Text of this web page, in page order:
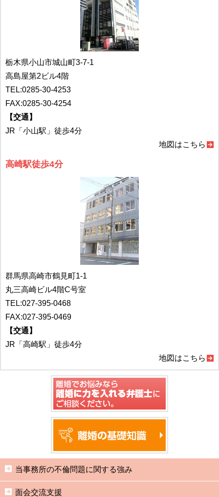
栃木県小山市城山町3-7-1
高島屋第2ビル4階
TEL:0285-30-4253
FAX:0285-30-4254
【交通】
JR「小山駅」徒歩4分
地図はこちら
高崎駅徒歩4分
群馬県高崎市鶴見町1-1
丸三高崎ビル4階C号室
TEL:027-395-0468
FAX:027-395-0469
【交通】
JR「高崎駅」徒歩4分
地図はこちら
当事務所の不倫問題に関する強み
面会交流支援